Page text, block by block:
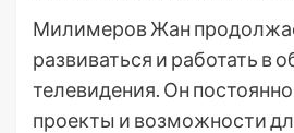
Милимеров Жан
развиваться и работать в
телевидения. Он
проекты и возможности